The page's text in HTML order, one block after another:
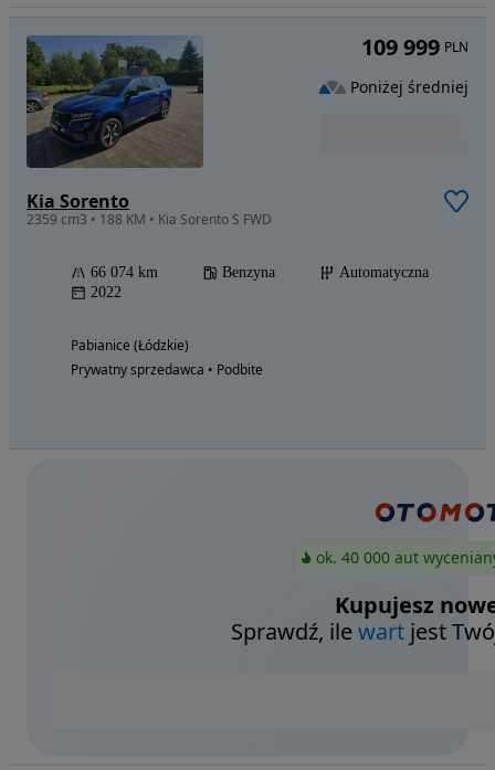
Kia Sorento
2359 cm3 • 188 KM • Kia Sorento S FWD
66 074 km Benzyna
Automatyczna
2022
Pabianice (Łódzkie)
Prywatny sprzedawca • Podbite
109 999 PLN
Poniżej średniej
ok. 40 000 aut
Kupujesz
Sprawdź, ilewart jest